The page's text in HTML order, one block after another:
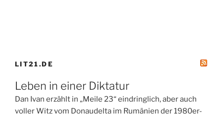
LIT21.DE
Leben in einer Diktatur
Dan Ivan erzählt in „Meile 23“ eindringlich, aber auch
voller Witz vom Donaudelta im Rumänien der 1980er-